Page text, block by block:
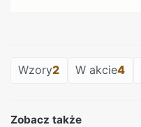
Wzory2 W akcie4
Zobacz także